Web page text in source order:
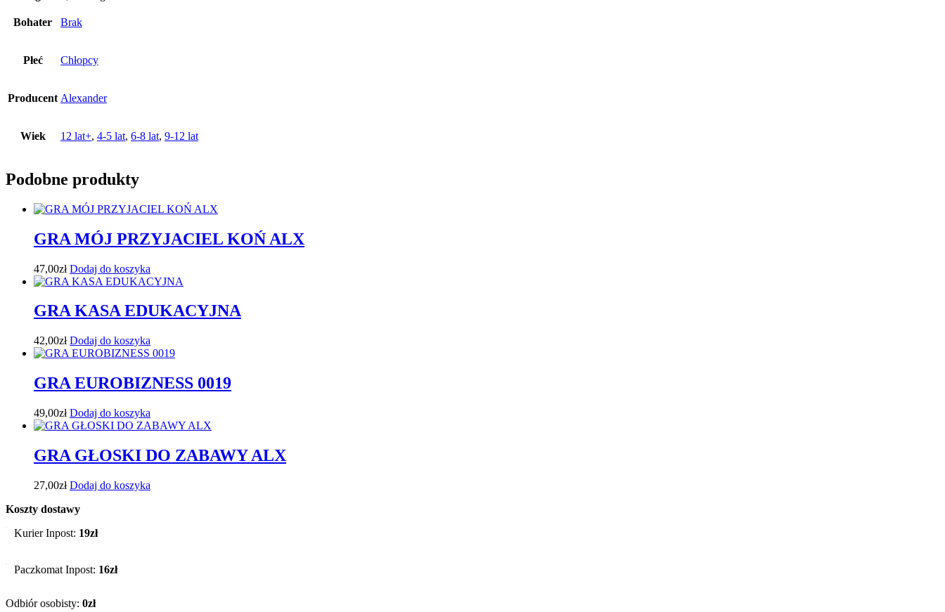
Bohater Brak
Płeć Chłopcy
Producent Alexander
Wiek 12 lat+, 4-5 lat, 6-8 lat, 9-12 lat
Podobne produkty
GRA MÓJ PRZYJACIEL KOŃ ALX
47,00zł Dodaj do koszyka
GRA KASA EDUKACYJNA
42,00zł Dodaj do koszyka
GRA EUROBIZNESS 0019
49,00zł Dodaj do koszyka
GRA GŁOSKI DO ZABAWY ALX
27,00zł Dodaj do koszyka
Koszty dostawy
Kurier Inpost: 19zł
Paczkomat Inpost: 16zł
Odbiór osobisty: 0zł